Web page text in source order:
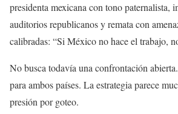
presidenta mexicana con tono paternalista,
auditorios republicanos y remata con
calibradas: “Si México no hace el trabajo,
No busca todavía una confrontación
para ambos países. La estrategia parece
presión por goteo.